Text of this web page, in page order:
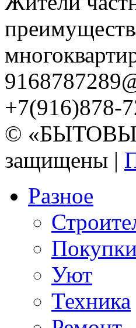
+7(916)878-
©
защищены |
Разное
Покупки
Уют
Техника